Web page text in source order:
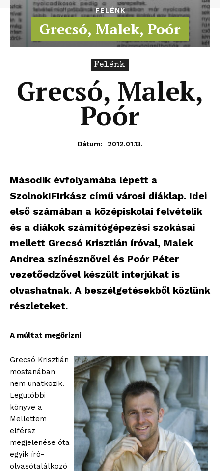
FELÉNK
Grecsó, Malek, Poór
Felénk
Grecsó, Malek,
Poór
Dátum: 2012.01.13.
Második évfolyamába lépett a
SzolnokIFIrkász című városi diáklap. Idei
első számában a középiskolai felvételik
és a diákok számítógépezési szokásai
mellett Grecsó Krisztián íróval, Malek
Andrea színésznővel és Poór Péter
vezetőedzővel készült interjúkat is
olvashatnak. A beszélgetésekből közlünk
részleteket.
A múltat megőrizni
Grecsó Krisztián
mostanában
nem unatkozik.
Legutóbbi
könyve a
Mellettem
elférsz
megjelenése óta
egyik író-
olvasótalálkozó